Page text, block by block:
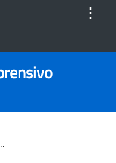
⋮